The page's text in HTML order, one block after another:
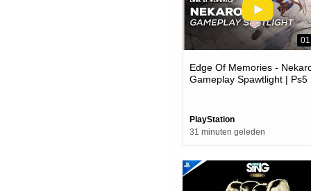
Edge Of Memories -
Gameplay Spawtlight | Ps5
PlayStation
31 minuten geleden